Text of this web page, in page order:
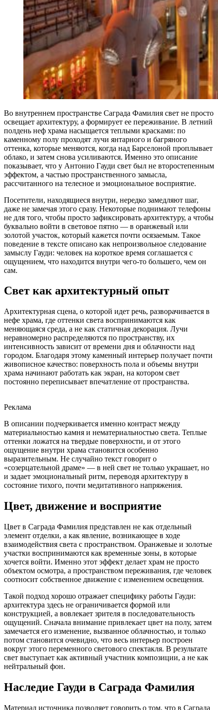
Во внутреннем пространстве Саграда Фамилия свет не просто
освещает архитектуру, а формирует ее переживание. В летний
полдень неф храма насыщается теплыми красками: по
каменному полу проходят лучи янтарного и багряного
оттенка, которые меняются, когда над Барселоной проплывает
облако, и затем снова усиливаются. Именно это описание
показывает, что у Антонио Гауди свет был не второстепенным
эффектом, а частью пространственного замысла,
рассчитанного на телесное и эмоциональное восприятие.
Посетители, находящиеся внутри, нередко замедляют шаг,
даже не замечая этого сразу. Некоторые поднимают телефоны
не для того, чтобы просто зафиксировать архитектуру, а чтобы
буквально войти в световое пятно — в оранжевый или
золотой участок, который кажется почти осязаемым. Такое
поведение в тексте описано как непроизвольное следование
замыслу Гауди: человек на короткое время соглашается с
ощущением, что находится внутри чего-то большего, чем он
сам.
Свет как архитектурный опыт
Архитектурная сцена, о которой идет речь, разворачивается в
нефе храма, где оттенки света воспринимаются как
меняющаяся среда, а не как статичная декорация. Лучи
неравномерно распределяются по пространству, их
интенсивность зависит от времени дня и облачности над
городом. Благодаря этому каменный интерьер получает почти
живописное качество: поверхность пола и объемы внутри
храма начинают работать как экран, на котором свет
постоянно переписывает впечатление от пространства.
Реклама
В описании подчеркивается именно контраст между
материальностью камня и нематериальностью света. Теплые
оттенки ложатся на твердые поверхности, и от этого
ощущение внутри храма становится особенно
выразительным. Не случайно текст говорит о
«созерцательной драме» — в ней свет не только украшает, но
и задает эмоциональный ритм, переводя архитектуру в
состояние тихого, почти медитативного напряжения.
Цвет, движение и восприятие
Цвет в Саграда Фамилия представлен не как отдельный
элемент отделки, а как явление, возникающее в ходе
взаимодействия света с пространством. Оранжевые и золотые
участки воспринимаются как временные зоны, в которые
хочется войти. Именно этот эффект делает храм не просто
объектом осмотра, а пространством переживания, где человек
соотносит собственное движение с изменением освещения.
Такой подход хорошо отражает специфику работы Гауди:
архитектура здесь не ограничивается формой или
конструкцией, а вовлекает зрителя в последовательность
ощущений. Сначала внимание привлекает цвет на полу, затем
замечается его изменение, вызванное облачностью, и только
потом становится очевидно, что весь интерьер построен
вокруг этого переменного светового спектакля. В результате
свет выступает как активный участник композиции, а не как
нейтральный фон.
Наследие Гауди в Саграда Фамилия
Материал источника позволяет говорить о том, что в Саграда